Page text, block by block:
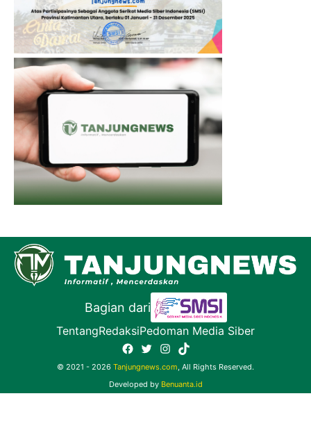
Bagian dari
TentangRedaksiPedoman Media Siber
Facebook
TwitterInstagram
TikTok
© 2021 - 2026 Tanjungnews.com, All Rights Reserved.
Developed by Benuanta.id